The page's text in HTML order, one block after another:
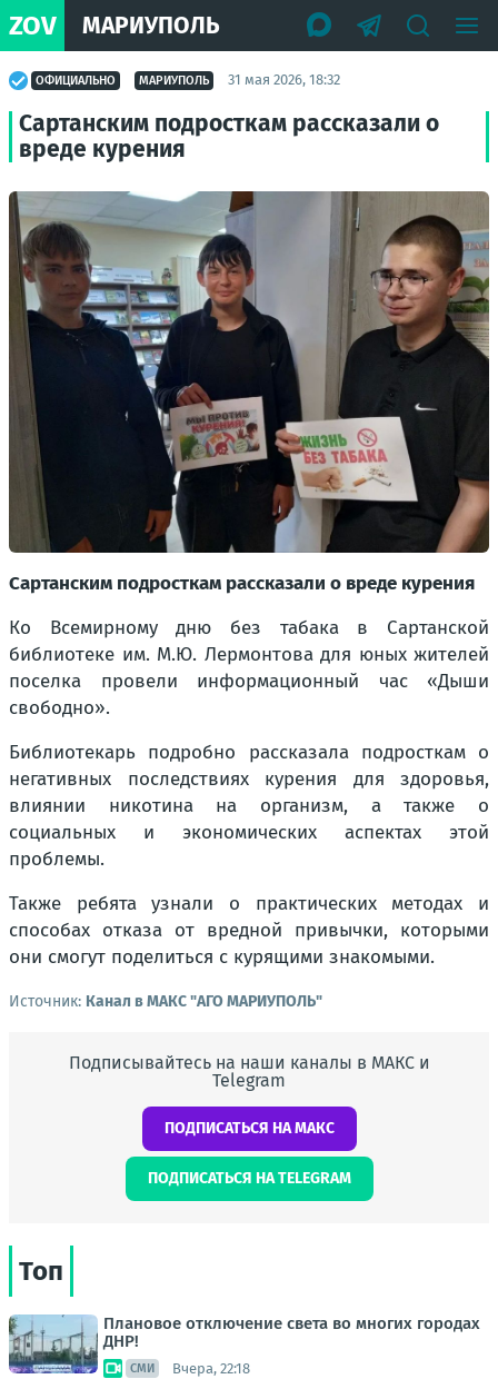
ZOV МАРИУПОЛЬ
ОФИЦИАЛЬНО МАРИУПОЛЬ 31 мая 2026, 18:32
Сартанским подросткам рассказали о
вреде курения
Сартанским подросткам рассказали о вреде курения
Ко Всемирному дню без табака в Сартанской
библиотеке им. М.Ю. Лермонтова для юных жителей
поселка провели информационный час «Дыши
свободно».
Библиотекарь подробно рассказала подросткам о
негативных последствиях курения для здоровья,
влиянии никотина на организм, а также о
социальных и экономических аспектах этой
проблемы.
Также ребята узнали о практических методах и
способах отказа от вредной привычки, которыми
они смогут поделиться с курящими знакомыми.
Источник: Канал в МАКС "АГО МАРИУПОЛЬ"
Подписывайтесь на наши каналы в МАКС и
Telegram
ПОДПИСАТЬСЯ НА МАКС
ПОДПИСАТЬСЯ НА TELEGRAM
Топ
Плановое отключение света во многих городах
ДНР!
СМИ Вчера, 22:18